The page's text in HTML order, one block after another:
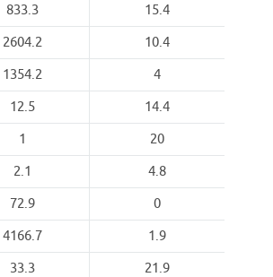
833.3
15.4
2604.2
10.4
1354.2
4
12.5
14.4
1
20
2.1
4.8
72.9
0
4166.7
1.9
33.3
21.9